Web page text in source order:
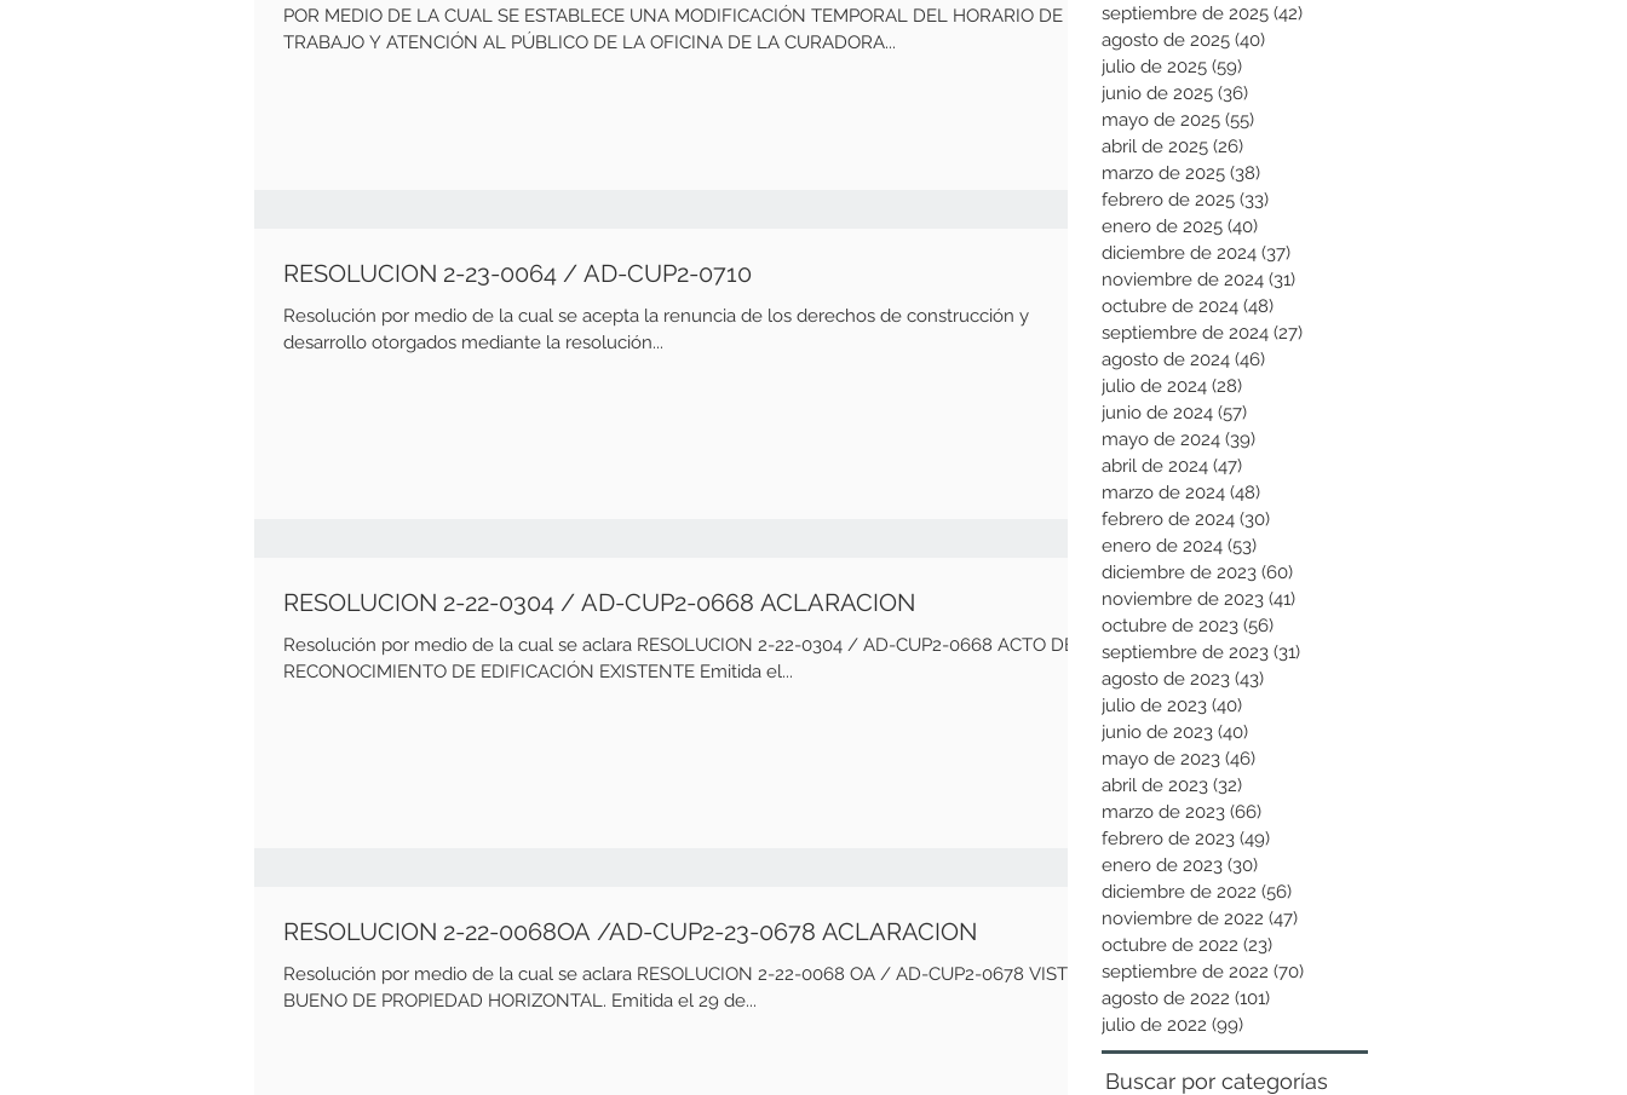
POR MEDIO DE LA CUAL SE ESTABLECE UNA MODIFICACIÓN TEMPORAL DEL HORARIO DE
TRABAJO Y ATENCIÓN AL PÚBLICO DE LA OFICINA DE LA CURADORA...
RESOLUCION 2-23-0064 / AD-CUP2-0710
Resolución por medio de la cual se acepta la renuncia de los derechos de construcción y
desarrollo otorgados mediante la resolución...
RESOLUCION 2-22-0304 / AD-CUP2-0668 ACLARACION
Resolución por medio de la cual se aclara RESOLUCION 2-22-0304 / AD-CUP2-0668 ACTO DE
RECONOCIMIENTO DE EDIFICACIÓN EXISTENTE Emitida el...
RESOLUCION 2-22-0068OA /AD-CUP2-23-0678 ACLARACION
Resolución por medio de la cual se aclara RESOLUCION 2-22-0068 OA / AD-CUP2-0678 VISTO
BUENO DE PROPIEDAD HORIZONTAL. Emitida el 29 de...
septiembre de 2025 (42)
agosto de 2025 (40)
julio de 2025 (59)
junio de 2025 (36)
mayo de 2025 (55)
abril de 2025 (26)
marzo de 2025 (38)
febrero de 2025 (33)
enero de 2025 (40)
diciembre de 2024 (37)
noviembre de 2024 (31)
octubre de 2024 (48)
septiembre de 2024 (27)
agosto de 2024 (46)
julio de 2024 (28)
junio de 2024 (57)
mayo de 2024 (39)
abril de 2024 (47)
marzo de 2024 (48)
febrero de 2024 (30)
enero de 2024 (53)
diciembre de 2023 (60)
noviembre de 2023 (41)
octubre de 2023 (56)
septiembre de 2023 (31)
agosto de 2023 (43)
julio de 2023 (40)
junio de 2023 (40)
mayo de 2023 (46)
abril de 2023 (32)
marzo de 2023 (66)
febrero de 2023 (49)
enero de 2023 (30)
diciembre de 2022 (56)
noviembre de 2022 (47)
octubre de 2022 (23)
septiembre de 2022 (70)
agosto de 2022 (101)
julio de 2022 (99)
Buscar por categorías